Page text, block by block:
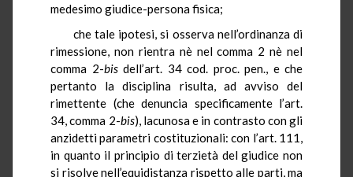
medesimo giudice-persona fisica;
che tale ipotesi, si osserva nell’ordinanza di
rimessione, non rientra nè nel comma 2 nè nel
comma 2-bisdell’art. 34 cod. proc. pen., e che
pertanto la disciplina risulta, ad avviso del
rimettente (che denuncia specificamente l’art.
34, comma 2-bis), lacunosa e in contrasto con gli
anzidetti parametri costituzionali: con l’art. 111,
in quanto il principio di terzietà del giudice non
si risolve nell’equidistanza rispetto alle parti, ma